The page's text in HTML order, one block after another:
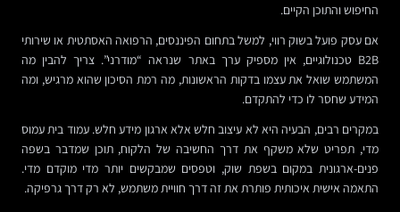
החיפוש והתוכן הקיים.
אם עסק פועל בשוק רווי, למשל בתחום הפיננסים, הרפואה האסתטית או שירותי
B2B טכנולוגיים, אין מספיק ערך באתר שנראה “מודרני”. צריך להבין מה
המשתמש שואל את עצמו בדקות הראשונות, מה רמת הסיכון שהוא מרגיש, ומה
המידע שחסר לו כדי להתקדם.
במקרים רבים, הבעיה היא לא עיצוב חלש אלא ארגון מידע חלש. עמוד בית עמוס
מדי, תפריט שלא משקף את דרך החשיבה של הלקוח, תוכן שמדבר בשפה
פנים-ארגונית במקום בשפת שוק, וטפסים שמבקשים יותר מדי מוקדם מדי.
התאמה אישית איכותית פותרת את זה דרך חוויית משתמש, לא רק דרך גרפיקה.